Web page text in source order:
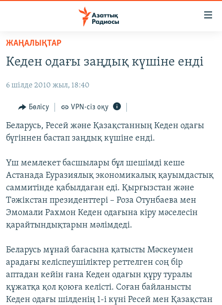
Skip
main
Skip
Navigation
Skip
Search
САЯСАТ
AZATTYQTV
ҚАҢТАР ОҚИҒАСЫ
АДАМ ҚҰҚЫҚТАРЫ
ӘЛЕУМЕТ
ӘЛЕМ
АРНАЙЫ ЖОБАЛАР
Русский
ЖАЗЫЛЫҢЫЗ
Басқа тілдерде
ЖАҢАЛЫҚТАР
Кеден одағы заңдық күшіне енді
6 шілде 2010 жыл, 18:40
Бөлісу VPN-сіз оқу
Беларусь, Ресей және Қазақстанның Кеден одағы
бүгіннен бастап заңдық күшіне енді.
Үш мемлекет басшылары бұл шешімді кеше
Астанада Еуразиялық экономикалық қауымдастық
саммитінде қабылдаған еді. Қырғызстан және
Тәжікстан президенттері – Роза Отунбаева мен
Эмомали Рахмон Кеден одағына кіру мәселесін
қарайтындықтарын мәлімдеді.
Беларусь мұнай бағасына қатысты Мәскеумен
арадағы келіспеушіліктер реттелген соң бір
аптадан кейін ғана Кеден одағын құру туралы
құжатқа қол қоюға келісті. Соған байланысты
Кеден одағы шілденің 1-і күні Ресей мен Қазақстан